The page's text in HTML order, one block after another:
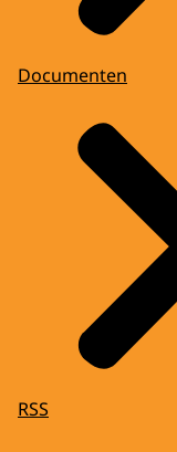
Documenten
RSS